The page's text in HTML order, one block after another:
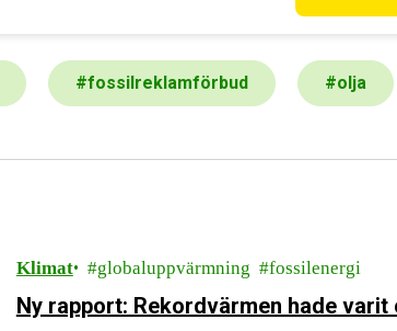
#fossilreklamförbud #olja
Klimat globaluppvärmning fossilenergi
Ny rapport: Rekordvärmen hade